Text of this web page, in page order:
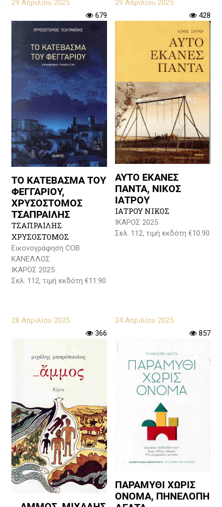
29 Απριλίου 2025
679
ΤΟ ΚΑΤΕΒΑΣΜΑ ΤΟΥ
ΦΕΓΓΑΡΙΟΥ,
ΧΡΥΣΟΣΤΟΜΟΣ
ΤΣΑΠΡΑΙΛΗΣ
ΤΣΑΠΡΑΙΛΗΣ
ΧΡΥΣΟΣΤΟΜΟΣ
Εικονογράφηση COB
ΚΑΝΕΛΛΟΣ
ΙΚΑΡΟΣ 2025
Σελ. 112, τιμή εκδότη €11.90
29 Απριλίου 2025
428
ΑΥΤΟ ΕΚΑΝΕΣ
ΠΑΝΤΑ, ΝΙΚΟΣ
ΙΑΤΡΟΥ
ΙΑΤΡΟΥ ΝΙΚΟΣ
ΙΚΑΡΟΣ 2025
Σελ. 112, τιμή εκδότη €10.90
28 Απριλίου 2025
366
24 Απριλίου 2025
857
ΠΑΡΑΜΥΘΙ ΧΩΡΙΣ
ΟΝΟΜΑ, ΠΗΝΕΛΟΠΗ